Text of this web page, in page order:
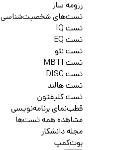
رزومه ساز
تست‌های شخصیت‌شناسی
تست IQ
تست EQ
تست نئو
تست MBTI
تست DISC
تست هالند
تست کلیفتون
قطب‌نمای برنامه‌نویسی
مشاهده همه تست‌ها
مجله دانشکار
بوت‌کمپ